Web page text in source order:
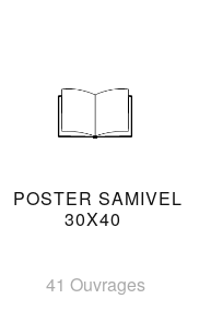
POSTER SAMIVEL
30X40
41 Ouvrages